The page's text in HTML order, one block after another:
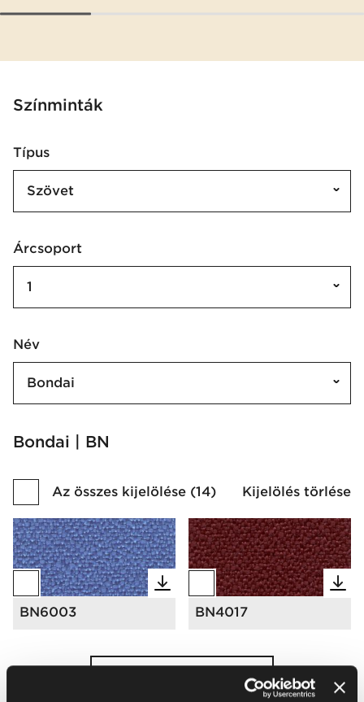
Színminták
Típus
Szövet
Árcsoport
1
Név
Bondai
Bondai | BN
Az összes kijelölése (14) Kijelölés törlése
BN6003 BN4017